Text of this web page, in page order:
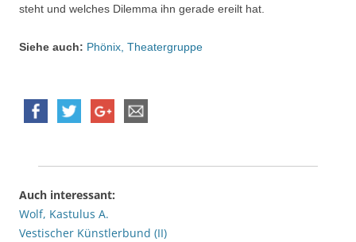
steht und welches Dilemma ihn gerade ereilt hat.
Siehe auch: Phönix, Theatergruppe
Auch interessant:
Wolf, Kastulus A.
Vestischer Künstlerbund (II)